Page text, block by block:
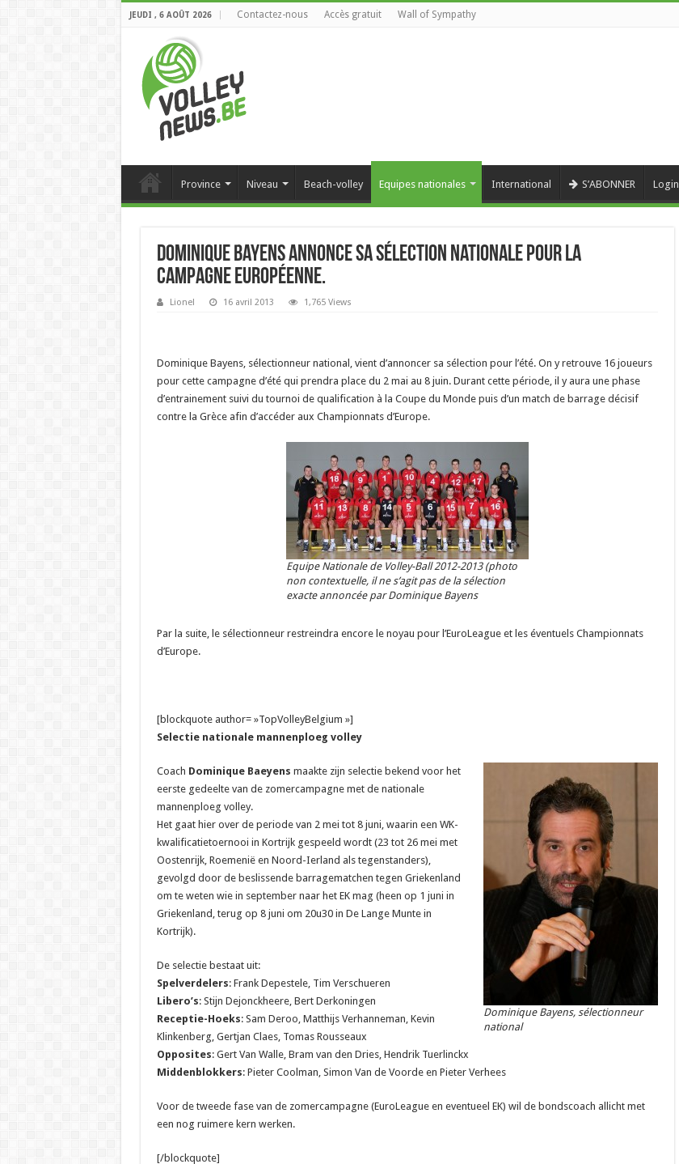
JEUDI , 6 AOÛT 2026 Contactez-nous Accès gratuit Wall of Sympathy
Province Niveau Beach-volley Equipes nationales International S’ABONNER Login
Dominique Bayens annonce sa sélection Nationale pour la
campagne européenne.
Lionel 16 avril 2013 1,765 Views
Dominique Bayens, sélectionneur national, vient d’annoncer sa sélection pour l’été. On y retrouve 16 joueurs
pour cette campagne d’été qui prendra place du 2 mai au 8 juin. Durant cette période, il y aura une phase
d’entrainement suivi du tournoi de qualification à la Coupe du Monde puis d’un match de barrage décisif
contre la Grèce afin d’accéder aux Championnats d’Europe.
Equipe Nationale de Volley-Ball 2012-2013 (photo
non contextuelle, il ne s’agit pas de la sélection
exacte annoncée par Dominique Bayens
Par la suite, le sélectionneur restreindra encore le noyau pour l’EuroLeague et les éventuels Championnats
d’Europe.
[blockquote author= »TopVolleyBelgium »]
Selectie nationale mannenploeg volley
Dominique Bayens, sélectionneur
national
Coach Dominique Baeyens maakte zijn selectie bekend voor het
eerste gedeelte van de zomercampagne met de nationale
mannenploeg volley.
Het gaat hier over de periode van 2 mei tot 8 juni, waarin een WK-
kwalificatietoernooi in Kortrijk gespeeld wordt (23 tot 26 mei met
Oostenrijk, Roemenië en Noord-Ierland als tegenstanders),
gevolgd door de beslissende barragematchen tegen Griekenland
om te weten wie in september naar het EK mag (heen op 1 juni in
Griekenland, terug op 8 juni om 20u30 in De Lange Munte in
Kortrijk).
De selectie bestaat uit:
Spelverdelers: Frank Depestele, Tim Verschueren
Libero’s: Stijn Dejonckheere, Bert Derkoningen
Receptie-Hoeks: Sam Deroo, Matthijs Verhanneman, Kevin
Klinkenberg, Gertjan Claes, Tomas Rousseaux
Opposites: Gert Van Walle, Bram van den Dries, Hendrik Tuerlinckx
Middenblokkers: Pieter Coolman, Simon Van de Voorde en Pieter Verhees
Voor de tweede fase van de zomercampagne (EuroLeague en eventueel EK) wil de bondscoach allicht met
een nog ruimere kern werken.
[/blockquote]